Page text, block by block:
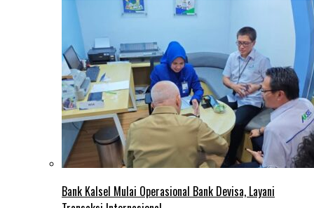
Bank Kalsel Mulai Operasional Bank Devisa, Layani